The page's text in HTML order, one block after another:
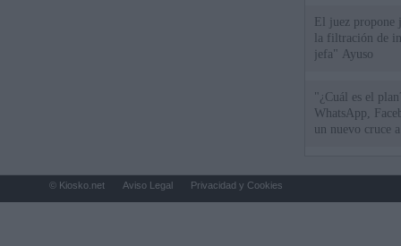
El juez propone
la filtración de
jefa" Ayuso
"¿Cuál es el
WhatsApp,
un nuevo cruce
© Kiosko.net Aviso Legal Privacidad y Cookies